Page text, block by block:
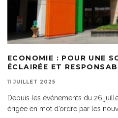
ECONOMIE : POUR UNE
ÉCLAIRÉE ET
11 JUILLET 2025
Depuis les événements du 26
érigée en mot d’ordre par les